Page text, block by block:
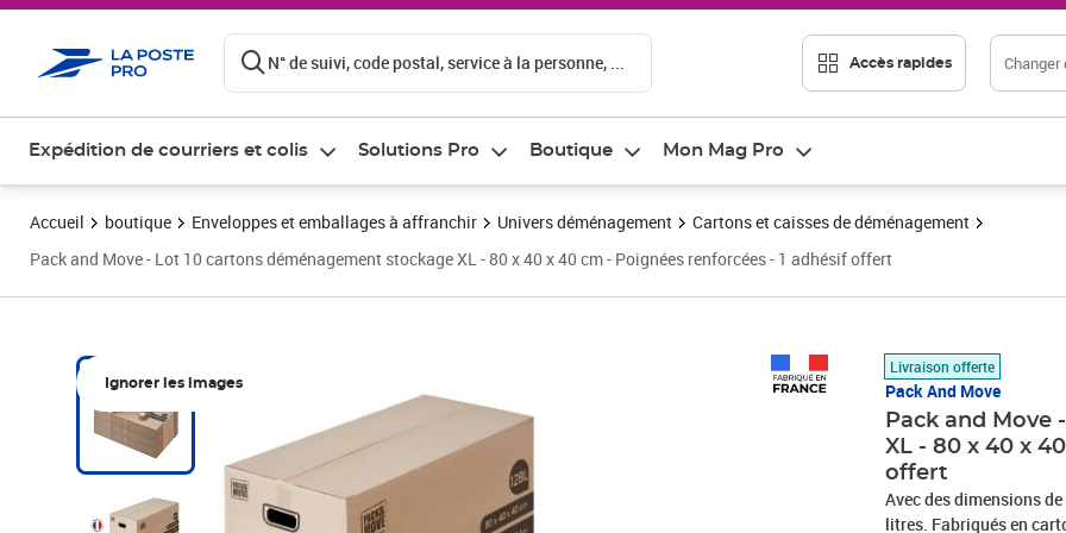
N° de suivi, code postal, service à la personne, ... Accès rapides Changer
Expédition de courriers et colis Solutions Pro Boutique Mon Mag Pro
Accueil boutique Enveloppes et emballages à affranchir Univers déménagement
Cartons et caisses de déménagement
Pack and Move - Lot 10 cartons déménagement stockage XL - 80 x 40 x 40 cm - Poignées renforcées - 1 adhésif offert
Ignorer les images
Livraison offerte
Pack And Move
Pack and Move
XL - 80 x 40 x
offert
Avec des dimensions
litres. Fabriqués en
Prix 33,25€